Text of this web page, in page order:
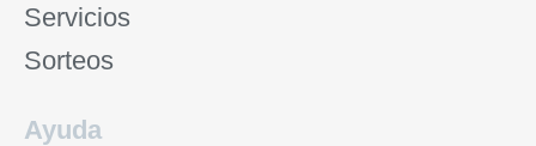
Servicios
Sorteos
Ayuda